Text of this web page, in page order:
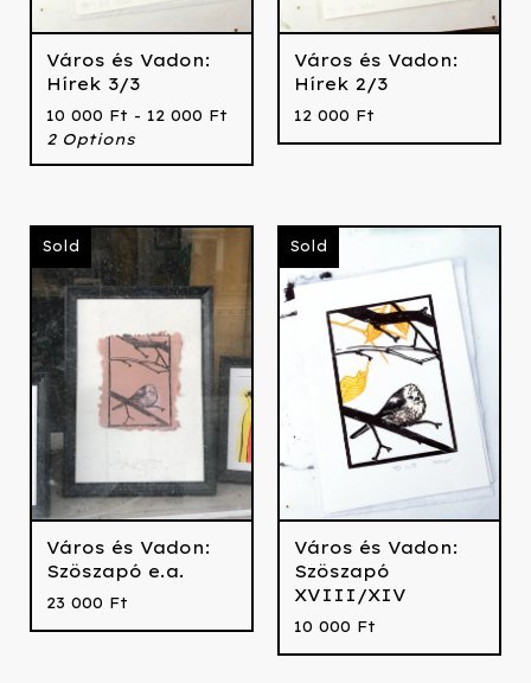
Város és Vadon:
Hírek 3/3
10 000 Ft - 12 000 Ft
2 Options
Város és Vadon:
Hírek 2/3
12 000 Ft
Sold
Város és Vadon:
Szöszapó e.a.
23 000 Ft
Sold
Város és Vadon:
Szöszapó
XVIII/XIV
10 000 Ft